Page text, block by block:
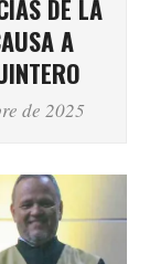
DE LA
A
de 2025